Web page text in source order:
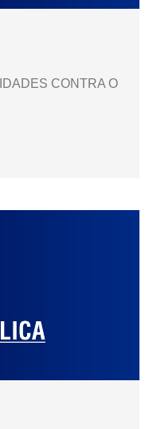
CONTRA O